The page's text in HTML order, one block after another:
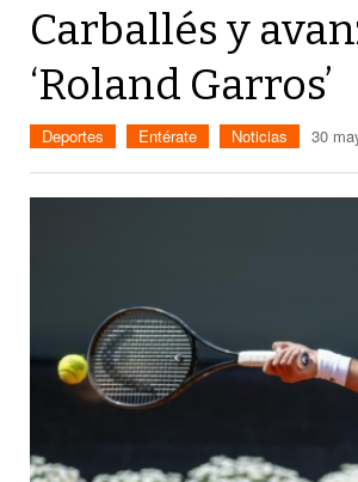
Carballés y
‘Roland Garros’
Deportes Entérate Noticias 30